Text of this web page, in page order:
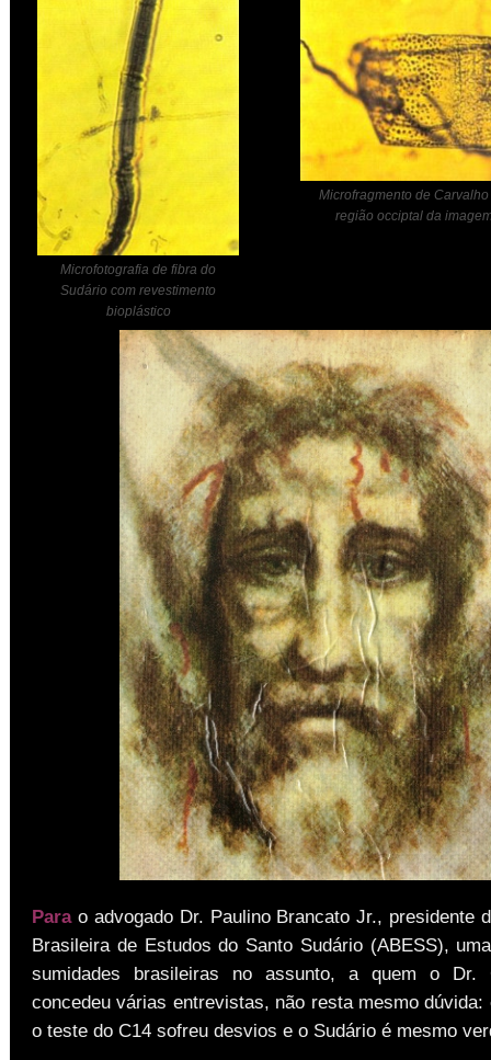
Microfotografia de fibra do
Sudário com revestimento
bioplástico
Microfragmento de
região occiptal da
Parao advogado Dr. Paulino Brancato Jr., presidente
Brasileira de Estudos do Santo Sudário (ABESS),
sumidades brasileiras no assunto, a quem o Dr.
concedeu várias entrevistas, não resta mesmo dúvida:
o teste do C14 sofreu desvios e o Sudário é mesmo